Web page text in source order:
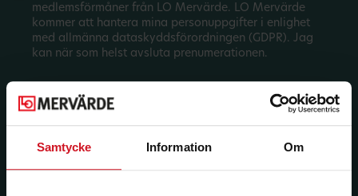
Samtycke Information Om
medlemsförmåner från LO Mervärde. LO Mervärde
kommer att hantera mina personuppgifter i enlighet
med allmänna dataskyddsförordningen (GDPR). Jag
kan när som helst avsluta prenumerationen.